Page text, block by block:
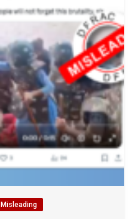
Misleading